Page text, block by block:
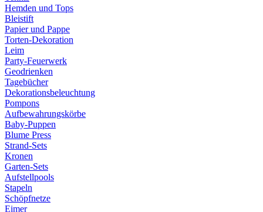
Hemden und Tops
Bleistift
Papier und Pappe
Torten-Dekoration
Leim
Party-Feuerwerk
Geodrienken
Tagebücher
Dekorationsbeleuchtung
Pompons
Aufbewahrungskörbe
Baby-Puppen
Blume Press
Strand-Sets
Kronen
Garten-Sets
Aufstellpools
Stapeln
Schöpfnetze
Eimer